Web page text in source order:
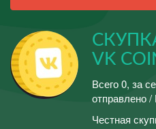
VK
Всего 0, за
отправлено /
Честная